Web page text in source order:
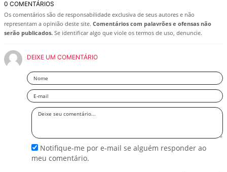
0 COMENTÁRIOS
Os comentários são de responsabilidade exclusiva de seus autores e não
representam a opinião deste site. Comentários com palavrões e ofensas não
serão publicados. Se identificar algo que viole os termos de uso, denuncie.
DEIXE UM COMENTÁRIO
Nome
Email
Deixe
Notifique-me por e-mail se alguém responder ao
meu comentário.